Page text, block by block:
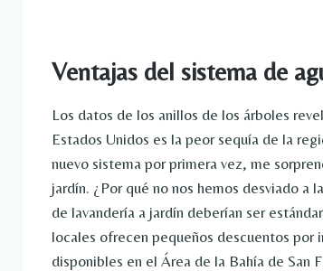
Ventajas del sistema de
Los datos de los anillos de los árboles
Estados Unidos es la peor sequía de la
nuevo sistema por primera vez, me
jardín. ¿Por qué no nos hemos desviado a
de lavandería a jardín deberían ser
locales ofrecen pequeños descuentos por
disponibles en el Área de la Bahía de San